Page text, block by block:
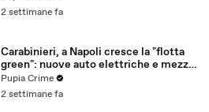
2 settimane fa
Carabinieri, a Napoli cresce la "flotta
green": nuove auto elettriche e mezzi
sostenibili anche sulle isole (25.07.26)
Pupia Crime
2 settimane fa